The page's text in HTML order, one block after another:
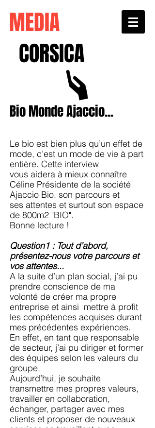
MEDIA
CORSICA
Bio Monde Ajaccio...
Le bio est bien plus qu’un effet de
mode, c’est un mode de vie à part
entière. Cette interview
vous aidera à mieux connaître
Céline Présidente de la société
Ajaccio Bio, son parcours et
ses attentes et surtout son espace
de 800m2 "BIO".
Bonne lecture !
Question1 : Tout d’abord,
présentez-nous votre parcours et
vos attentes...
A la suite d’un plan social, j’ai pu
prendre conscience de ma
volonté de créer ma propre
entreprise et ainsi mettre à profit
les compétences acquises durant
mes précédentes expériences.
En effet, en tant que responsable
de secteur, j’ai pu diriger et former
des équipes selon les valeurs du
groupe.
Aujourd’hui, je souhaite
transmettre mes propres valeurs,
travailler en collaboration,
échanger, partager avec mes
clients et proposer de nouveaux